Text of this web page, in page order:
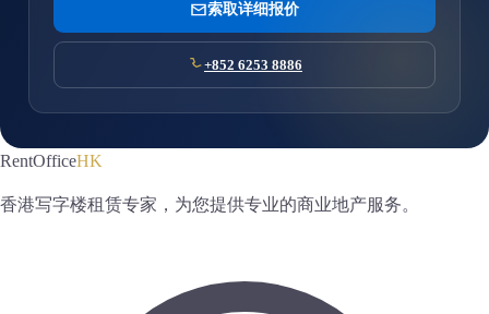
索取详细报价
+852 6253 8886
RentOfficeHK
香港写字楼租赁专家，为您提供专业的商业地产服务。